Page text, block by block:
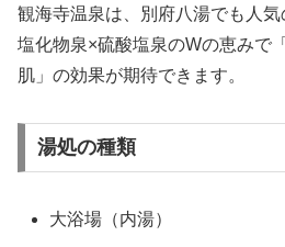
観海寺温泉は、別府八湯でも人気
塩化物泉×硫酸塩泉のWの恵みで
肌」の効果が期待できます。
湯処の種類
大浴場（内湯）